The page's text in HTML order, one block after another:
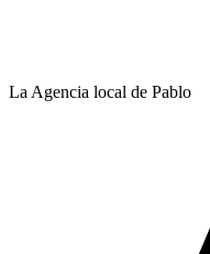
La Agencia local de Pablo